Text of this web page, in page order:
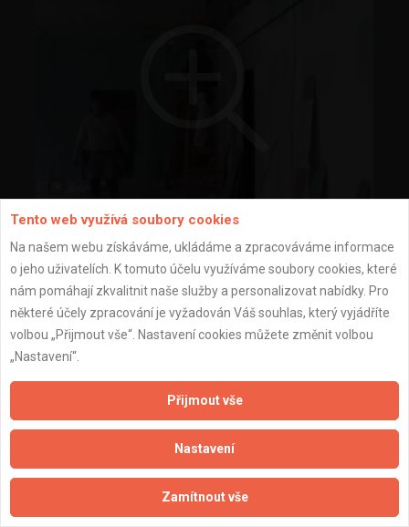
montáž SDK podhledů a příček
Tento web využívá soubory cookies
Na našem webu získáváme, ukládáme a zpracováváme informace
o jeho uživatelích. K tomuto účelu využíváme soubory cookies, které
nám pomáhají zkvalitnit naše služby a personalizovat nabídky. Pro
některé účely zpracování je vyžadován Váš souhlas, který vyjádříte
volbou „Přijmout vše“. Nastavení cookies můžete změnit volbou
„Nastavení“.
Přijmout vše
Nastavení
Zamítnout vše